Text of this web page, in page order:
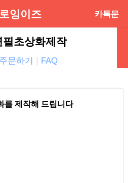
잉이즈 카톡문
초상화제작
문하기 | FAQ
를 제작해 드립니다